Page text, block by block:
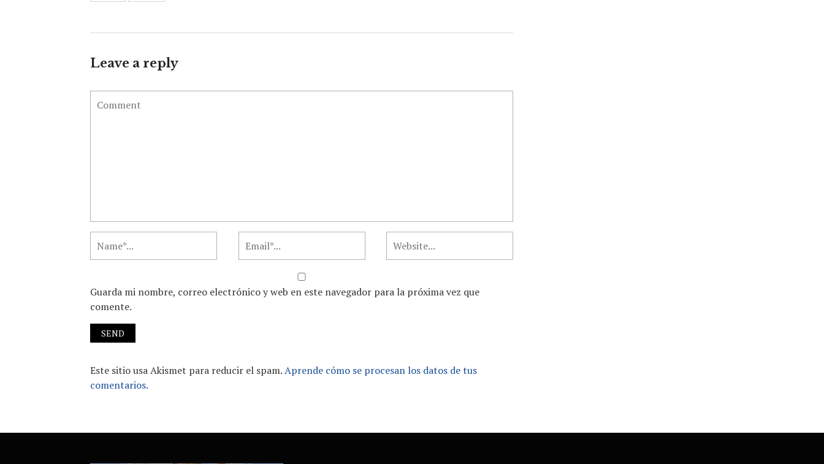
Leave a reply
Guarda mi nombre, correo electrónico y web en este navegador para la próxima vez que
comente.
Este sitio usa Akismet para reducir el spam.Aprende cómo se procesan los datos de tus
comentarios.